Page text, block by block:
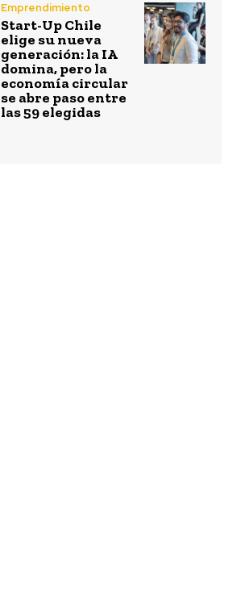
Emprendimiento
Start-Up Chile
elige su nueva
generación: la IA
domina, pero la
economía circular
se abre paso entre
las 59 elegidas